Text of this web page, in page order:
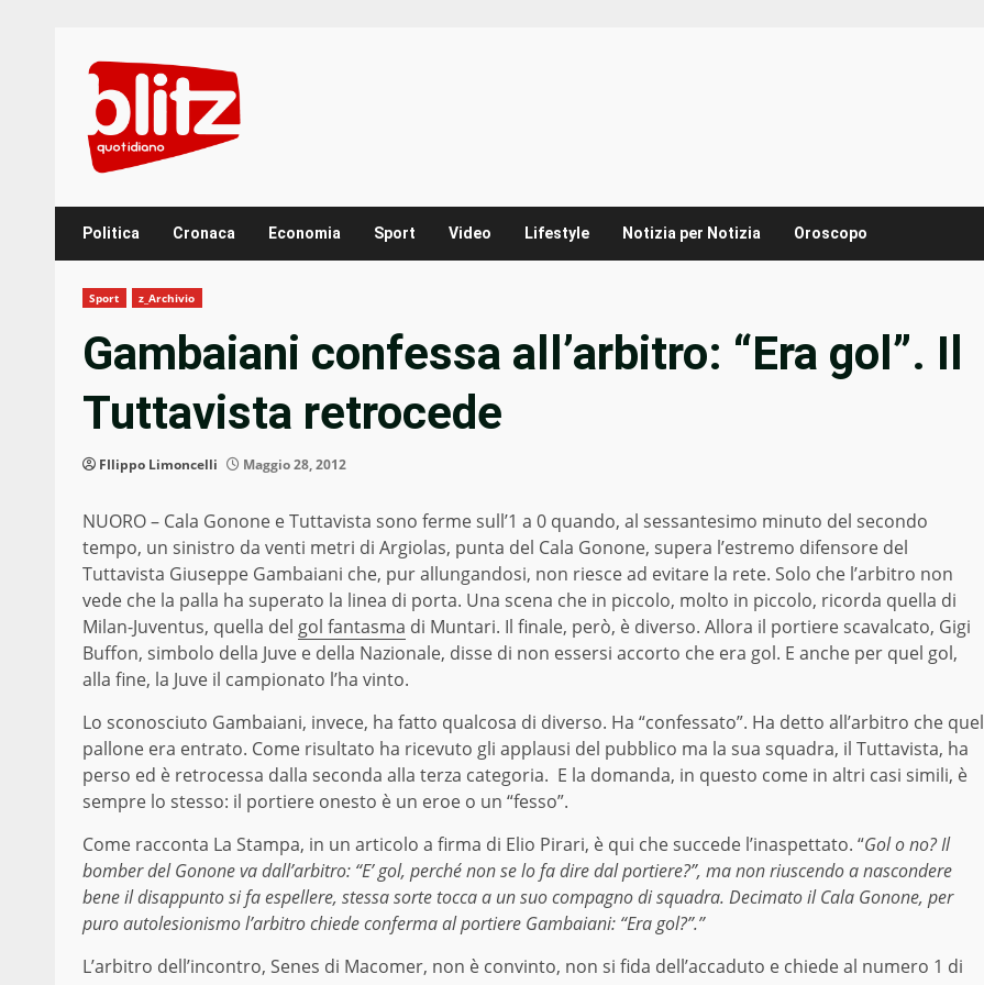
content
Politica Cronaca Economia Sport Video Lifestyle Notizia per Notizia Oroscopo
Sport z_Archivio
Gambaiani confessa all’arbitro: “Era gol”. Il
Tuttavista retrocede
FIlippo Limoncelli Maggio 28, 2012
NUORO – Cala Gonone e Tuttavista sono ferme sull’1 a 0 quando, al sessantesimo minuto del secondo
tempo, un sinistro da venti metri di Argiolas, punta del Cala Gonone, supera l’estremo difensore del
Tuttavista Giuseppe Gambaiani che, pur allungandosi, non riesce ad evitare la rete. Solo che l’arbitro non
vede che la palla ha superato la linea di porta. Una scena che in piccolo, molto in piccolo, ricorda quella di
Milan-Juventus, quella del gol fantasma di Muntari. Il finale, però, è diverso. Allora il portiere scavalcato, Gigi
Buffon, simbolo della Juve e della Nazionale, disse di non essersi accorto che era gol. E anche per quel gol,
alla fine, la Juve il campionato l’ha vinto.
Lo sconosciuto Gambaiani, invece, ha fatto qualcosa di diverso. Ha “confessato”. Ha detto all’arbitro che quel
pallone era entrato. Come risultato ha ricevuto gli applausi del pubblico ma la sua squadra, il Tuttavista, ha
perso ed è retrocessa dalla seconda alla terza categoria. E la domanda, in questo come in altri casi simili, è
sempre lo stesso: il portiere onesto è un eroe o un “fesso”.
Come racconta La Stampa, in un articolo a firma di Elio Pirari, è qui che succede l’inaspettato. “Gol o no? Il
bomber del Gonone va dall’arbitro: “E’ gol, perché non se lo fa dire dal portiere?”, ma non riuscendo a nascondere
bene il disappunto si fa espellere, stessa sorte tocca a un suo compagno di squadra. Decimato il Cala Gonone, per
puro autolesionismo l’arbitro chiede conferma al portiere Gambaiani: “Era gol?”.”
L’arbitro dell’incontro, Senes di Macomer, non è convinto, non si fida dell’accaduto e chiede al numero 1 di